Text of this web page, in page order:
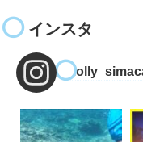
インスタ